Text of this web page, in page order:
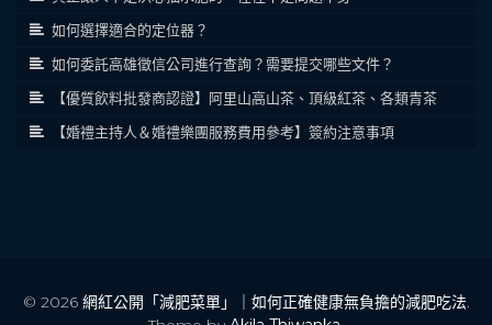
如何選擇適合的定位器？
如何委託高雄徵信公司進行查詢？需要提交哪些文件？
【優質飲料批發商認證】阿里山高山茶、頂級紅茶、各類青茶
【婚禮主持人＆婚禮樂團服務費用參考】簽約注意事項
© 2026 網紅公開「減肥菜單」｜如何正確健康無負擔的減肥吃法.